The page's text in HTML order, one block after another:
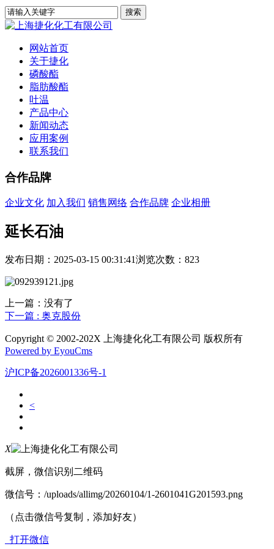
网站首页
关于捷化
磷酸酯
脂肪酸酯
吐温
产品中心
新闻动态
应用案例
联系我们
合作品牌
企业文化 加入我们 销售网络 合作品牌 企业相册
延长石油
发布日期：2025-03-15 00:31:41浏览次数： 823
上一篇：没有了
下一篇 : 奥克股份
Copyright © 2002-202X 上海捷化化工有限公司 版权所有
Powered by EyouCms
沪ICP备2026001336号-1
<
X
截屏，微信识别二维码
微信号： /uploads/allimg/20260104/1-2601041G201593.png
（点击微信号复制，添加好友）
打开微信